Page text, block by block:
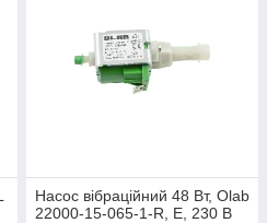
Насос вібраційний 48 Вт, Olab
22000-15-065-1-R, E, 230 В